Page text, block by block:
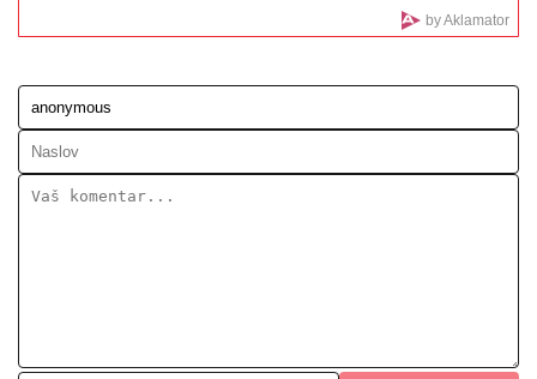
u Elitu 10, pretnjama i tužbama:
"Zaradiću 200.000 evra, idem u